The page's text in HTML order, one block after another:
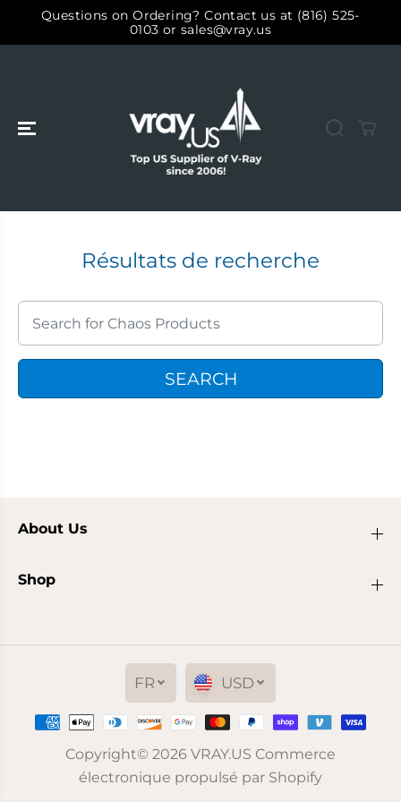
ALLER AU
CONTENU
Questions on Ordering? Contact us at (816) 525-
0103 or sales@vray.us
Résultats de recherche
SEARCH
About Us
Shop
Copyright© 2026 VRAY.US Commerce
électronique propulsé par Shopify
FR USD